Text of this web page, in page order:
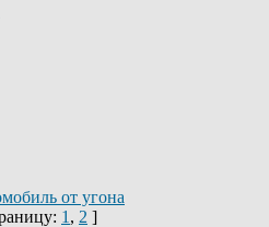
от угона
1 , 2 ]